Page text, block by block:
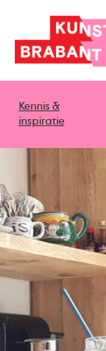
Kennis &
inspiratie